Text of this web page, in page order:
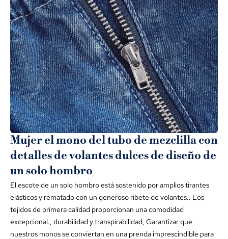
Mujer el mono del tubo de mezclilla con
detalles de volantes dulces de diseño de
un solo hombro
El escote de un solo hombro está sostenido por amplios tirantes
elásticos y rematado con un generoso ribete de volantes.. Los
tejidos de primera calidad proporcionan una comodidad
excepcional., durabilidad y transpirabilidad, Garantizar que
nuestros monos se conviertan en una prenda imprescindible para